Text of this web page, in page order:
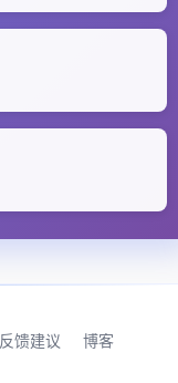
反馈建议
博客